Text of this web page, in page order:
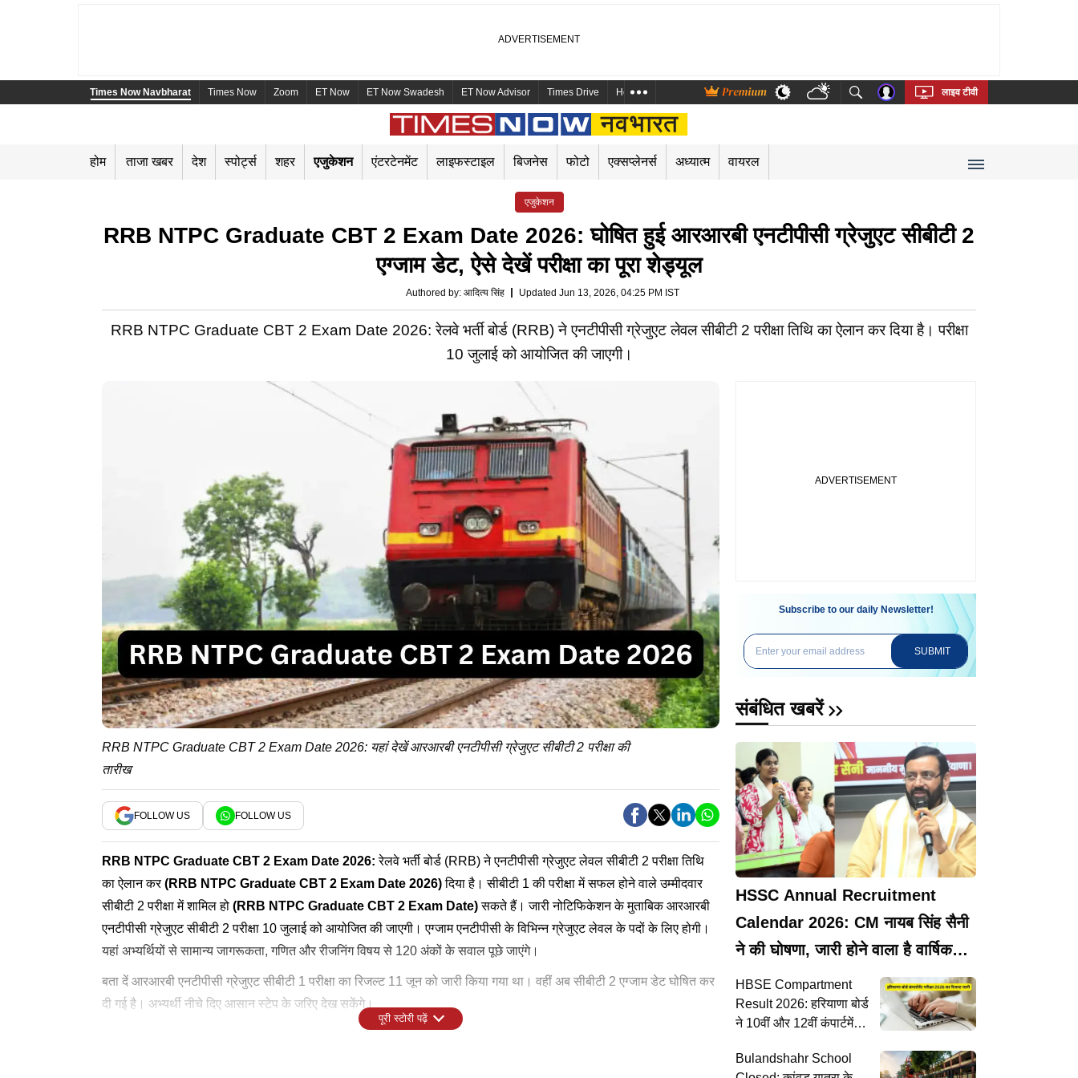
Times Now Navbharat Times Now Zoom ET Now ET Now Swadesh ET Now Advisor Times Drive Health and Me Marathi Bengali Telugu Tamil Kannada Malayalam
लाइव टीवी
होम ताजा खबर देश स्पोर्ट्स शहर एजुकेशन एंटरटेनमेंट लाइफस्टाइल बिजनेस फोटो एक्सप्लेनर्स अध्यात्म वायरल
एजुकेशन
RRB NTPC Graduate CBT 2 Exam Date 2026: घोषित हुई आरआरबी एनटीपीसी ग्रेजुएट सीबीटी 2
एग्जाम डेट, ऐसे देखें परीक्षा का पूरा शेड्यूल
Authored by: आदित्य सिंह Updated Jun 13, 2026, 04:25 PM IST
RRB NTPC Graduate CBT 2 Exam Date 2026: रेलवे भर्ती बोर्ड (RRB) ने एनटीपीसी ग्रेजुएट लेवल सीबीटी 2 परीक्षा तिथि का ऐलान कर दिया है। परीक्षा
10 जुलाई को आयोजित की जाएगी।
RRB NTPC Graduate CBT 2 Exam Date 2026: यहां देखें आरआरबी एनटीपीसी ग्रेजुएट सीबीटी 2 परीक्षा की
तारीख
FOLLOW US FOLLOW US
RRB NTPC Graduate CBT 2 Exam Date 2026:रेलवे भर्ती बोर्ड (RRB) ने एनटीपीसी ग्रेजुएट लेवल सीबीटी 2 परीक्षा तिथि
का ऐलान कर(RRB NTPC Graduate CBT 2 Exam Date 2026)दिया है। सीबीटी 1 की परीक्षा में सफल होने वाले उम्मीदवार
सीबीटी 2 परीक्षा में शामिल हो (RRB NTPC Graduate CBT 2 Exam Date)सकते हैं। जारी नोटिफिकेशन के मुताबिक आरआरबी
एनटीपीसी ग्रेजुएट सीबीटी 2 परीक्षा 10 जुलाई को आयोजित की जाएगी। एग्जाम एनटीपीसी के विभिन्न ग्रेजुएट लेवल के पदों के लिए होगी।
यहां अभ्यर्थियों से सामान्य जागरूकता, गणित और रीजनिंग विषय से 120 अंकों के सवाल पूछे जाएंगे।
बता दें आरआरबी एनटीपीसी ग्रेजुएट सीबीटी 1 परीक्षा का रिजल्ट 11 जून को जारी किया गया था। वहीं अब सीबीटी 2 एग्जाम डेट घोषित कर
दी गई है। अभ्यर्थी नीचे दिए आसान स्टेप के जरिए देख सकेंगे।
पूरी स्टोरी पढ़ें
Subscribe to our daily Newsletter!
SUBMIT
संबंधित खबरें
HSSC Annual Recruitment
Calendar 2026: CM नायब सिंह सैनी
ने की घोषणा, जारी होने वाला है वार्षिक
भर्ती कैलेंडर
HBSE Compartment
Result 2026: हरियाणा बोर्ड
ने 10वीं और 12वीं कंपार्टमेंट
सबसे पहले यहां देखें
Bulandshahr School